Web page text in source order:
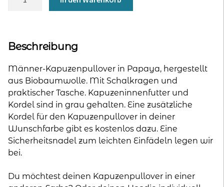
Papaya
Beschreibung
Männer-Kapuzenpullover in Papaya, hergestellt
aus Biobaumwolle. Mit Schalkragen und
praktischer Tasche. Kapuzeninnenfutter und
Kordel sind in grau gehalten. Eine zusätzliche
Kordel für den Kapuzenpullover in deiner
Wunschfarbe gibt es kostenlos dazu. Eine
Sicherheitsnadel zum leichten Einfädeln legen wir
bei.
Du möchtest deinen Kapuzenpullover in einer